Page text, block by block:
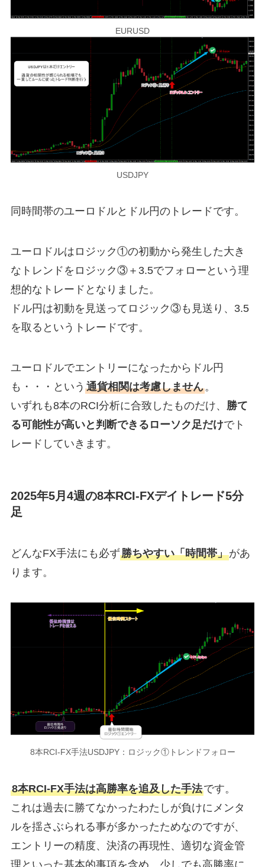
EURUSD
USDJPY
同時間帯のユーロドルとドル円のトレードです。
ユーロドルはロジック①の初動から発生した大き
なトレンドをロジック③＋3.5でフォローという理
想的なトレードとなりました。
ドル円は初動を見送ってロジック③も見送り、3.5
を取るというトレードです。
ユーロドルでエントリーになったからドル円
も・・・という 通貨相関は考慮しません。
いずれも8本のRCI分析に合致したものだけ、 勝て
る可能性が高いと判断できるローソク足だけでト
レードしていきます。
2025年5月4週の8本RCI-FXデイトレード5分
足
どんなFX手法にも必ず勝ちやすい「時間帯」があ
ります。
8本RCI-FX手法USDJPY：ロジック①トレンドフォロー
8本RCI-FX手法は高勝率を追及した手法です。
これは過去に勝てなかったわたしが負けにメンタ
ルを揺さぶられる事が多かったためなのですが、
エントリーの精度、決済の再現性、適切な資金管
理といった基本的事項を含め、少しでも高勝率に